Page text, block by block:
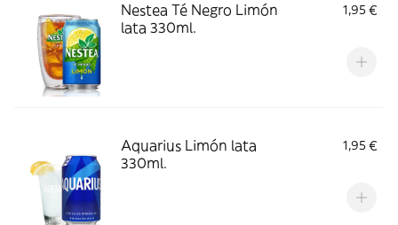
Nestea Té Negro Limón
lata 330ml.
1,95 €
Aquarius Limón lata
330ml.
1,95 €